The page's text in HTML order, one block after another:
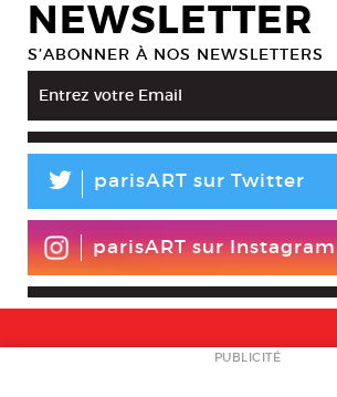
NEWSLETTER
S’ABONNER À NOS NEWSLETTERS
L parisART sur Twitter
parisART sur Instagram
NEWSLETTER
PUBLICITÉ